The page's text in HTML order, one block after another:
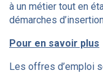
à un métier tout en
démarches
Pour en savoir plus
Les offres d’emploi